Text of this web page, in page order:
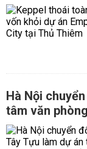
Hà Nội
tâm văn